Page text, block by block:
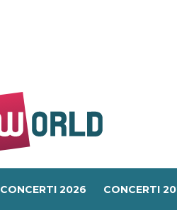
CONCERTI 2026 CONCERTI